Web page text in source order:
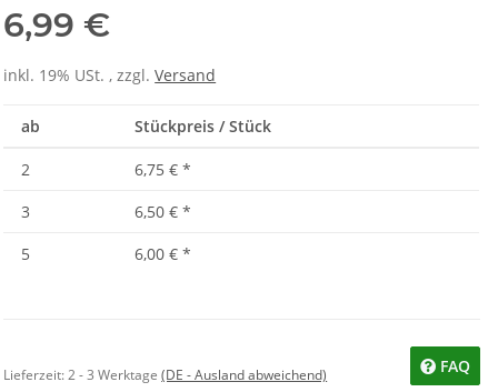
6,99 €
inkl. 19% USt. , zzgl.Versand
ab Stückpreis / Stück
2 6,75 € *
3
6,50 € *
5
6,00 € *
Lieferzeit:2 - 3 Werktage(DE - Ausland abweichend) FAQ